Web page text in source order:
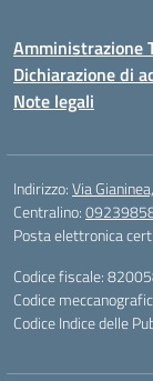
Amministrazione
Dichiarazione di
Note legali
Indirizzo:Via
Centralino:
Posta elettronica
Codice fiscale:
Codice
Codice Indice delle